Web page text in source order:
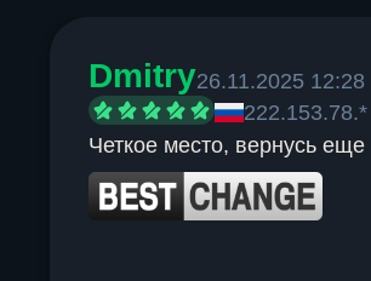
Dmitry26.11.2025 12:28
222.153.78.*
Четкое место, вернусь еще